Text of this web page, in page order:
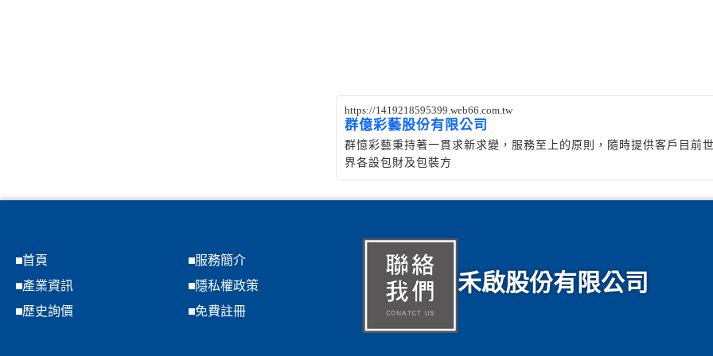
https://1419218595399.web66.com.tw
群億彩藝股份有限公司
群憶彩藝秉持著一貫求新求變，服務至上的原則，隨時提供客戶目前
界各設包財及包裝方
首頁
服務簡介
產業資訊
隱私權政策
歷史詢價
免費註冊
禾啟股份有限公司